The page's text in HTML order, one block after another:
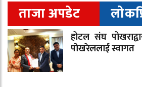
ताजा अपडेट
होटल संघ
पोखरेललाई स्वागत